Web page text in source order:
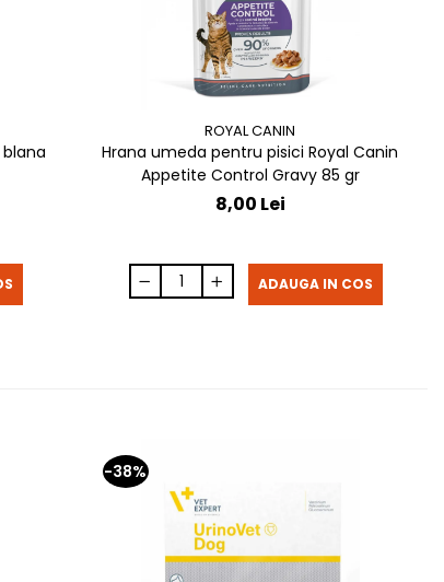
ROYAL CANIN
Hrana umeda pentru pisici Royal Canin
Appetite Control Gravy 85 gr
8,00 Lei
ADAUGA IN COS
-38%